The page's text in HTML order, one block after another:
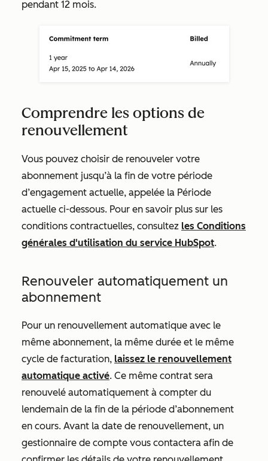
pendant 12 mois.
Comprendre les options de
renouvellement
Vous pouvez choisir de renouveler votre
abonnement jusqu’à la fin de votre période
d’engagement actuelle, appelée la Période
actuelle ci-dessous. Pour en savoir plus sur les
conditions contractuelles, consultez les Conditions
générales d'utilisation du service HubSpot.
Renouveler automatiquement un
abonnement
Pour un renouvellement automatique avec le
même abonnement, la même durée et le même
cycle de facturation, laissez le renouvellement
automatique activé. Ce même contrat sera
renouvelé automatiquement à compter du
lendemain de la fin de la période d’abonnement
en cours. Avant la date de renouvellement, un
gestionnaire de compte vous contactera afin de